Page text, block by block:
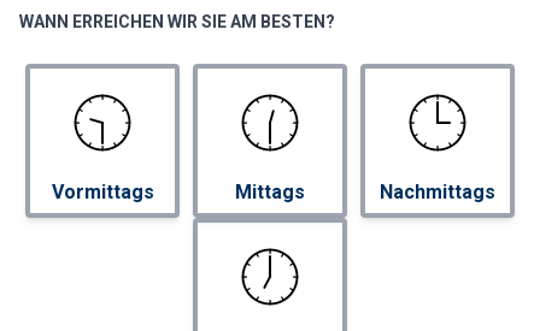
WANN ERREICHEN WIR SIE AM BESTEN?
Vormittags Mittags Nachmittags